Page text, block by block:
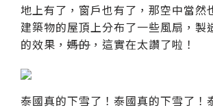
地上有了，窗戶也有了，那空中當然
建築物的屋頂上分布了一些風扇，製
的效果， 媽的 ，這實在太讚了啦！
泰國真的下雪了！泰國真的下雪了！